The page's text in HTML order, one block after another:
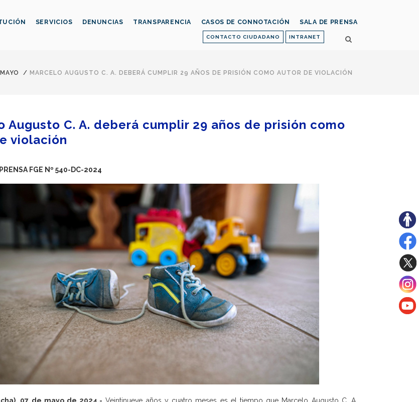
CONTACTO CIUDADANO INTRANET
SERVICIOS DENUNCIAS TRANSPARENCIA CASOS DE CONNOTACIÓN SALA DE PRENSA
MAYO / MARCELO AUGUSTO C. A. DEBERÁ CUMPLIR 29 AÑOS DE PRISIÓN COMO AUTOR DE VIOLACIÓN
Augusto C. A. deberá cumplir 29 años de prisión como
violación
FGE Nº 540-DC-2024